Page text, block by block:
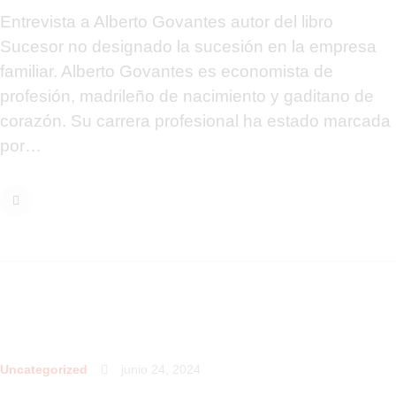
Entrevista a Alberto Govantes autor del libro
Sucesor no designado la sucesión en la empresa
familiar. Alberto Govantes es economista de
profesión, madrileño de nacimiento y gaditano de
corazón. Su carrera profesional ha estado marcada
por…
Uncategorized junio 24, 2024